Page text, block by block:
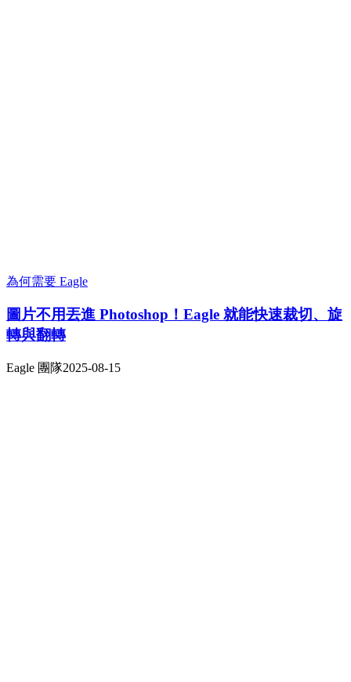
為何需要 Eagle
圖片不用丟進 Photoshop！Eagle 就能快速裁切、旋
轉與翻轉
Eagle 團隊2025-08-15